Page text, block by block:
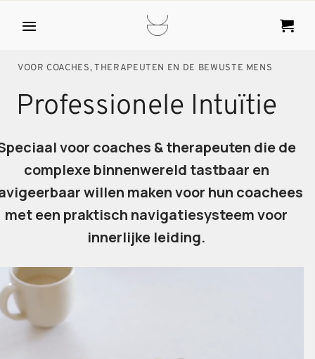
VOOR COACHES, THERAPEUTEN EN DE BEWUSTE MENS
Professionele Intuïtie
voor coaches & therapeuten die de
complexe binnenwereld tastbaar en
willen maken voor hun coachees
met een praktisch navigatiesysteem voor
innerlijke leiding.